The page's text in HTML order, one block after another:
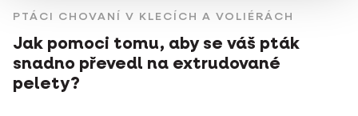
PTÁCI CHOVANÍ V KLECÍCH A VOLIÉRÁCH
Jak pomoci tomu, aby se váš pták
snadno převedl na extrudované
pelety?